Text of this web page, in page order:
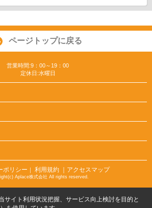
ページトップに戻る
営業時間:9：00～19：00
定休日:水曜日
ポリシー ｜ 利用規約 ｜アクセスマップ
Aplace株式会社 All rights reserved.
サイト利用状況把握、サービス向上検討を目的と